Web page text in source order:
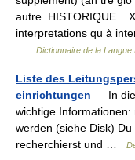
autre. HISTORIQUE
interpretations qu à
…
Dictionnaire de la
Liste des
einrichtungen — In
wichtige
werden (siehe Disk)
recherchierst und …